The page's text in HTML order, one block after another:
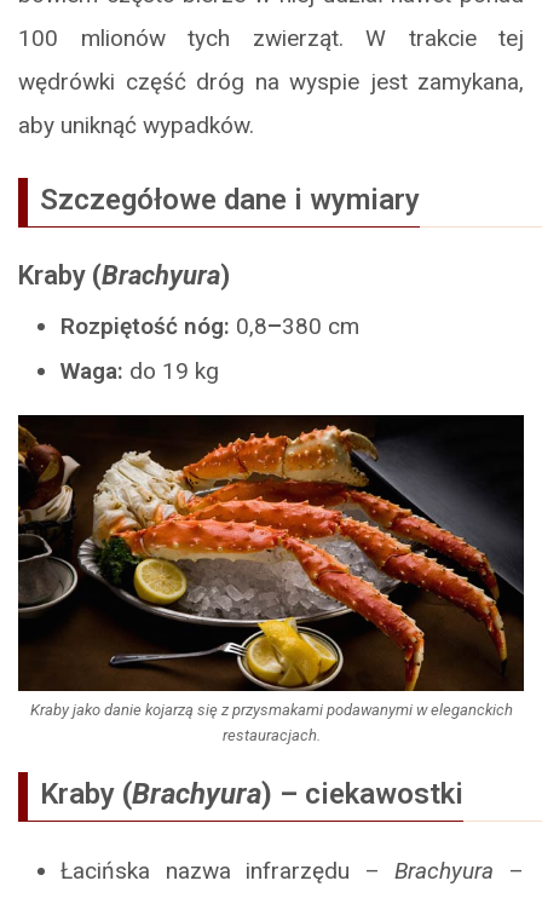
100 mlionów tych zwierząt. W trakcie tej
wędrówki część dróg na wyspie jest zamykana,
aby uniknąć wypadków.
Szczegółowe dane i wymiary
Kraby (Brachyura)
Rozpiętość nóg: 0,8–380 cm
Waga: do 19 kg
Kraby jako danie kojarzą się z przysmakami podawanymi w eleganckich
restauracjach.
Kraby (Brachyura) – ciekawostki
Łacińska nazwa infrarzędu –Brachyura –